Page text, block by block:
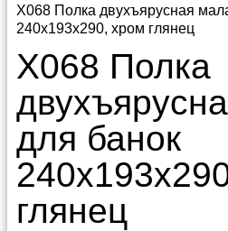
X068 Полка двухъярусная
240х193х290, хром глянец
X068 Полка
для банок
глянец